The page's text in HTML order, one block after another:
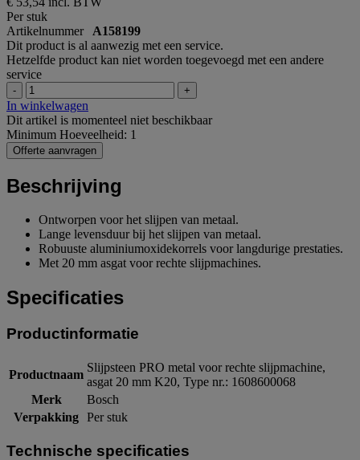
Per stuk
Artikelnummer A158199
Dit product is al aanwezig met een service.
Hetzelfde product kan niet worden toegevoegd met een andere
service
- +
In winkelwagen
Dit artikel is momenteel niet beschikbaar
Minimum Hoeveelheid: 1
Offerte aanvragen
Beschrijving
Ontworpen voor het slijpen van metaal.
Lange levensduur bij het slijpen van metaal.
Robuuste aluminiumoxidekorrels voor langdurige prestaties.
Met 20 mm asgat voor rechte slijpmachines.
Specificaties
Productinformatie
Productnaam
Slijpsteen PRO metal voor rechte slijpmachine,
asgat 20 mm K20, Type nr.: 1608600068
Merk
Bosch
Verpakking Per stuk
Technische specificaties